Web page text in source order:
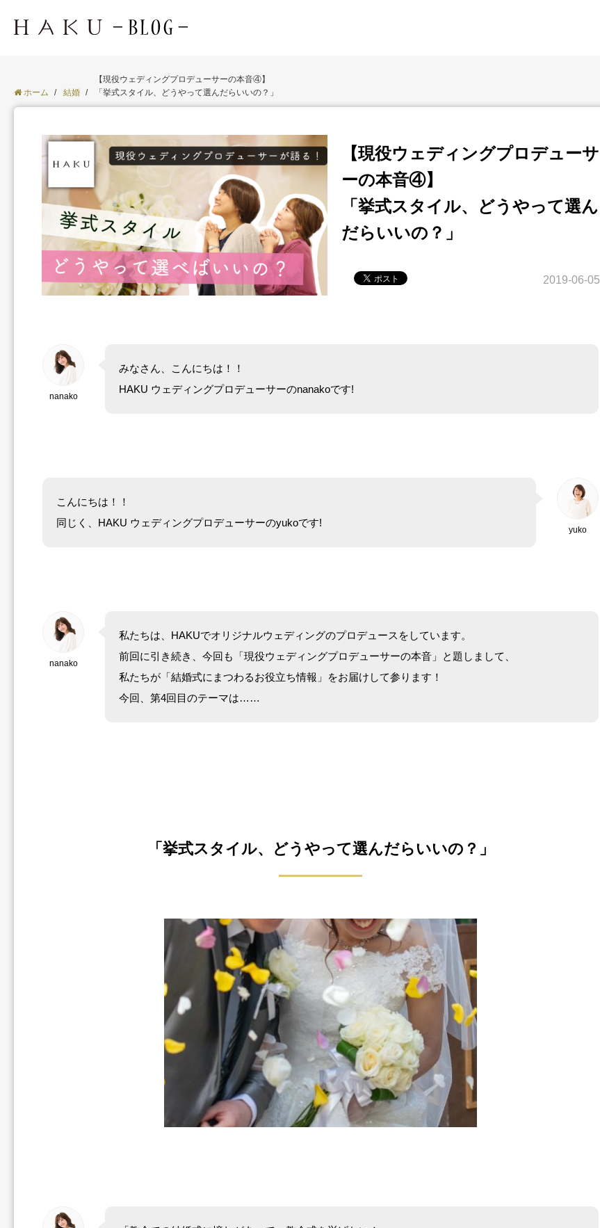
ホーム / 結婚 /
【現役ウェディングプロデューサーの本音④】
「挙式スタイル、どうやって選んだらいいの？」
【現役ウェディングプロデューサ
ーの本音④】
「挙式スタイル、どうやって選ん
だらいいの？」
2019-06-05
nanako
みなさん、こんにちは！！
HAKU ウェディングプロデューサーのnanakoです!
yuko
こんにちは！！
同じく、HAKU ウェディングプロデューサーのyukoです!
nanako
私たちは、HAKUでオリジナルウェディングのプロデュースをしています。
前回に引き続き、今回も「現役ウェディングプロデューサーの本音」と題しまして、
私たちが「結婚式にまつわるお役立ち情報」をお届けして参ります！
今回、第4回目のテーマは……
「挙式スタイル、どうやって選んだらいいの？」